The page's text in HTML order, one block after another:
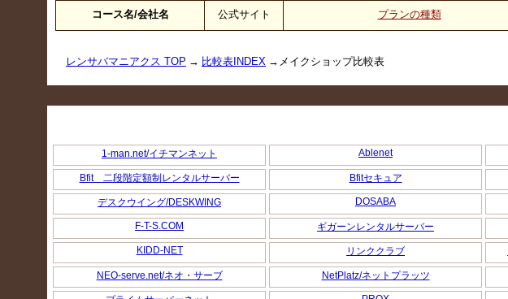
コース名/会社名 公式サイト プランの種類
レンサバマニアクス TOP → 比較表INDEX →メイクショップ比較表
1-man.net/イチマンネット Ablenet
Bfit 二段階定額制レンタルサーバー Bfitセキュア
デスクウイング/DESKWING DOSABA
F-T-S.COM ギガーンレンタルサーバー
KIDD-NET リンククラブ
NEO-serve.net/ネオ・サーブ NetPlatz/ネットプラッツ